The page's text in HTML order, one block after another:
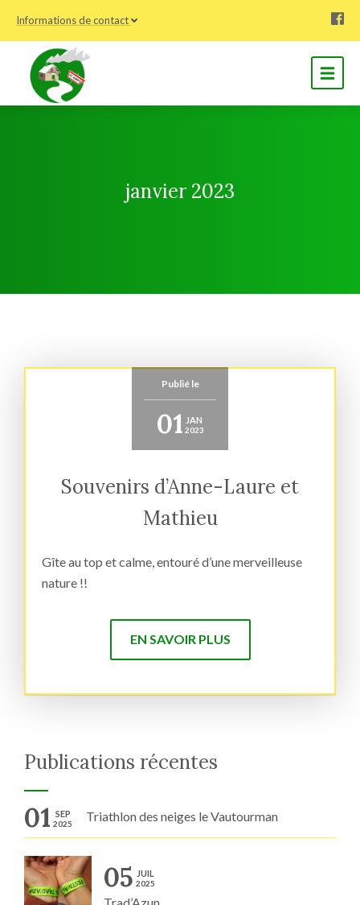
Informations de contact
janvier 2023
Publié le
01 JAN
2023
Souvenirs d’Anne-Laure et
Mathieu
Gîte au top et calme, entouré d’une merveilleuse
nature !!
EN SAVOIR PLUS
Publications récentes
01 SEP
2025 Triathlon des neiges le Vautourman
05 JUIL
2025